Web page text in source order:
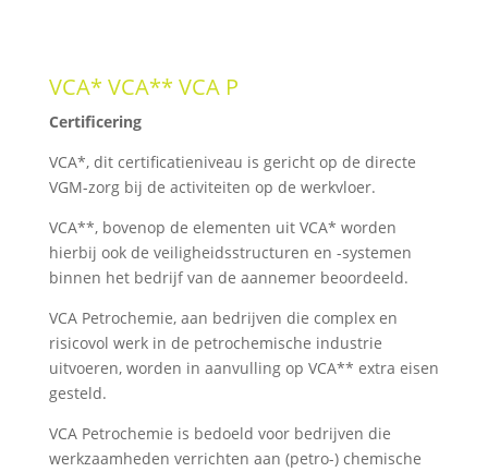
VCA* VCA** VCA P
Certificering
VCA*, dit certificatieniveau is gericht op de directe
VGM-zorg bij de activiteiten op de werkvloer.
VCA**, bovenop de elementen uit VCA* worden
hierbij ook de veiligheidsstructuren en -systemen
binnen het bedrijf van de aannemer beoordeeld.
VCA Petrochemie, aan bedrijven die complex en
risicovol werk in de petrochemische industrie
uitvoeren, worden in aanvulling op VCA** extra eisen
gesteld.
VCA Petrochemie is bedoeld voor bedrijven die
werkzaamheden verrichten aan (petro-) chemische